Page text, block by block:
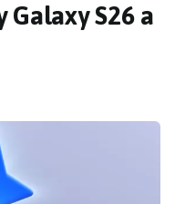
S26 a